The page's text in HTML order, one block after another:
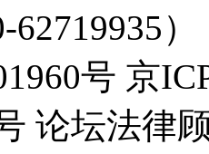
）
号 京
论坛法律